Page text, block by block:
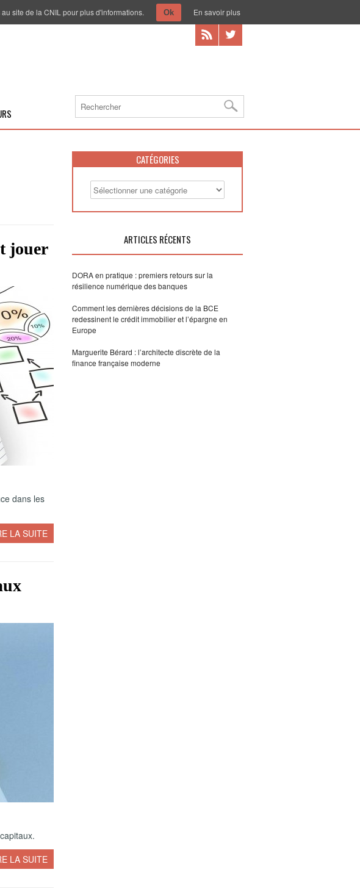
jouer
dans les
LA SUITE
LA SUITE
CATÉGORIES
ARTICLES RÉCENTS
DORA en pratique : premiers retours sur la
résilience numérique des banques
Comment les dernières décisions de la BCE
redessinent le crédit immobilier et l’épargne en
Europe
Marguerite Bérard : l’architecte discrète de la
finance française moderne
site de la CNIL pour plus d'informations. Ok En savoir plus